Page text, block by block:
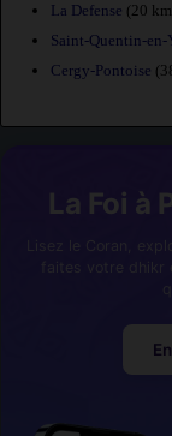
La Defense (20
Saint-Quentin-en-
Cergy-Pontoise
La Foi à